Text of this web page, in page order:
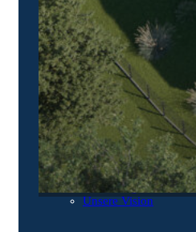
Denkmalsanierung
Bauen im Bestand
Bauträgerleistung
Architektur
Über uns
Nachhaltigkeit
Unsere Vision